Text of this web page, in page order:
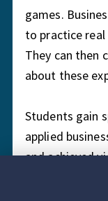
games.
to practice real
They can then
about these
Students gain
applied
and achieved
teams, they